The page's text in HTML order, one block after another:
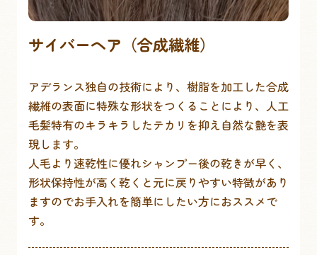
サイバーヘア（合成繊維）
アデランス独自の技術により、樹脂を加工した合成
繊維の表面に特殊な形状をつくることにより、人工
毛髪特有のキラキラしたテカリを抑え自然な艶を表
現します。
人毛より速乾性に優れシャンプー後の乾きが早く、
形状保持性が高く乾くと元に戻りやすい特徴があり
ますのでお手入れを簡単にしたい方におススメで
す。